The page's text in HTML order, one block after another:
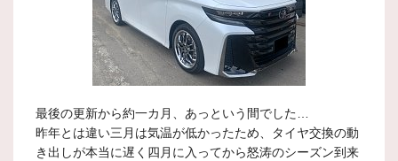
最後の更新から約一カ月、あっという間でした…
昨年とは違い三月は気温が低かったため、タイヤ交換の動
き出しが本当に遅く四月に入ってから怒涛のシーズン到来